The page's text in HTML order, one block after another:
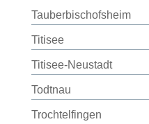
Tauberbischofsheim
Titisee
Titisee-Neustadt
Todtnau
Trochtelfingen